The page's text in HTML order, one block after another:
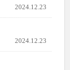
2024.12.23
2024.12.23